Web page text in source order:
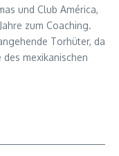
und Club América,
zum Coaching.
Torhüter, da
mexikanischen